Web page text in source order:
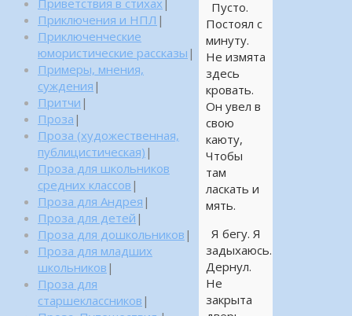
Пусто.
Постоял с
минуту.
Не измята
здесь
кровать.
Он увел в
свою
каюту,
Чтобы
там
ласкать и
мять.
Я бегу. Я
задыхаюсь.
Дернул.
Не
закрыта
Приветствия в стихах
Приключения и НПЛ |
Приключенческие
юмористические рассказы |
Примеры, мнения,
суждения |
Притчи |
Проза |
Проза (художественная,
публицистическая) |
Проза для школьников
средних классов |
Проза для Андрея |
Проза для детей |
Проза для дошкольников |
Проза для младших
школьников |
Проза для
старшеклассников |